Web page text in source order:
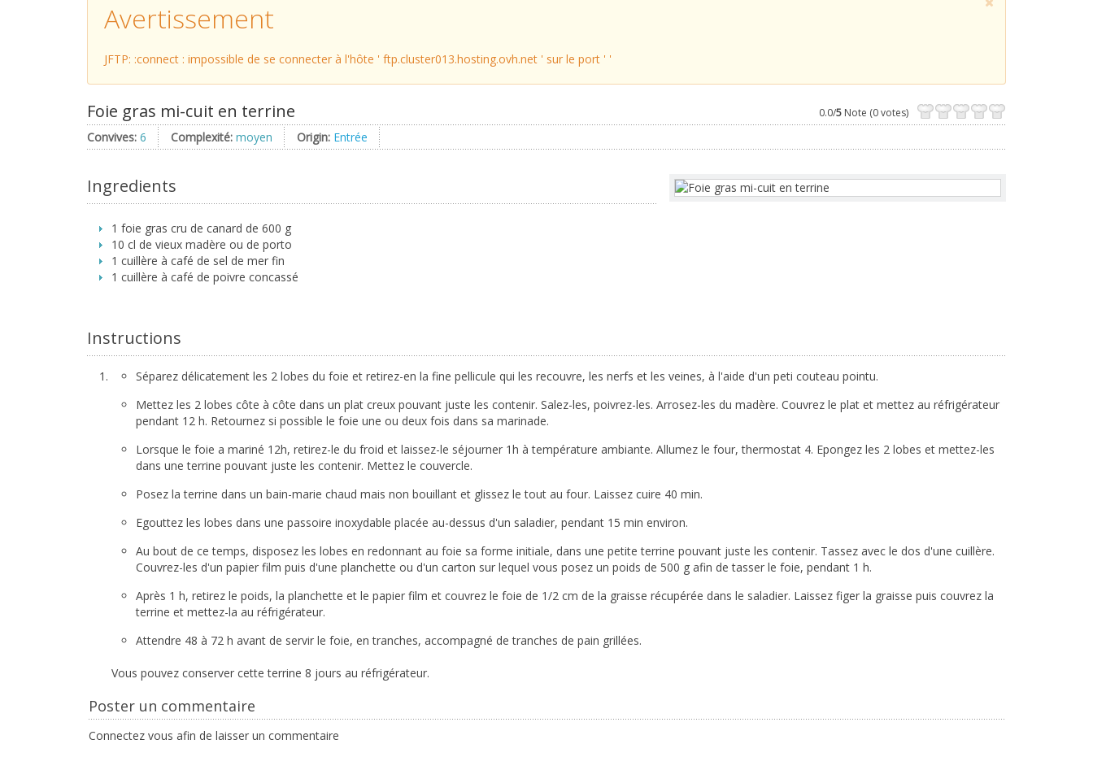
Avertissement
JFTP: :connect : impossible de se connecter à l'hôte ' ftp.cluster013.hosting.ovh.net ' sur le port ' '
Foie gras mi-cuit en terrine 0.0/5 Note (0 votes)
Convives: 6 Complexité: moyen Origin: Entrée
Ingredients
1 foie gras cru de canard de 600 g
10 cl de vieux madère ou de porto
1 cuillère à café de sel de mer fin
1 cuillère à café de poivre concassé
Instructions
Séparez délicatement les 2 lobes du foie et retirez-en la fine pellicule qui les recouvre, les nerfs et les veines, à l'aide d'un peti couteau pointu.
Mettez les 2 lobes côte à côte dans un plat creux pouvant juste les contenir. Salez-les, poivrez-les. Arrosez-les du madère. Couvrez le plat et mettez au réfrigérateur
pendant 12 h. Retournez si possible le foie une ou deux fois dans sa marinade.
Lorsque le foie a mariné 12h, retirez-le du froid et laissez-le séjourner 1h à température ambiante. Allumez le four, thermostat 4. Epongez les 2 lobes et mettez-les
dans une terrine pouvant juste les contenir. Mettez le couvercle.
Posez la terrine dans un bain-marie chaud mais non bouillant et glissez le tout au four. Laissez cuire 40 min.
Egouttez les lobes dans une passoire inoxydable placée au-dessus d'un saladier, pendant 15 min environ.
Au bout de ce temps, disposez les lobes en redonnant au foie sa forme initiale, dans une petite terrine pouvant juste les contenir. Tassez avec le dos d'une cuillère.
Couvrez-les d'un papier film puis d'une planchette ou d'un carton sur lequel vous posez un poids de 500 g afin de tasser le foie, pendant 1 h.
Après 1 h, retirez le poids, la planchette et le papier film et couvrez le foie de 1/2 cm de la graisse récupérée dans le saladier. Laissez figer la graisse puis couvrez la
terrine et mettez-la au réfrigérateur.
Attendre 48 à 72 h avant de servir le foie, en tranches, accompagné de tranches de pain grillées.
Vous pouvez conserver cette terrine 8 jours au réfrigérateur.
Poster un commentaire
Connectez vous afin de laisser un commentaire